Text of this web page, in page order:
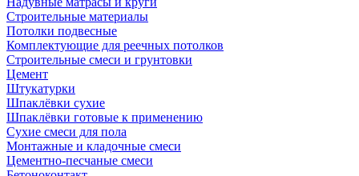
Строительные материалы
Потолки подвесные
Комплектующие для реечных потолков
Строительные смеси и грунтовки
Цемент
Штукатурки
Шпаклёвки сухие
Шпаклёвки готовые к применению
Сухие смеси для пола
Монтажные и кладочные смеси
Цементно-песчаные смеси